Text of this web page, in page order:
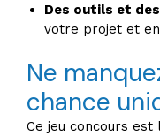
Des outils et
votre projet et
Ne
chance
Ce jeu concours